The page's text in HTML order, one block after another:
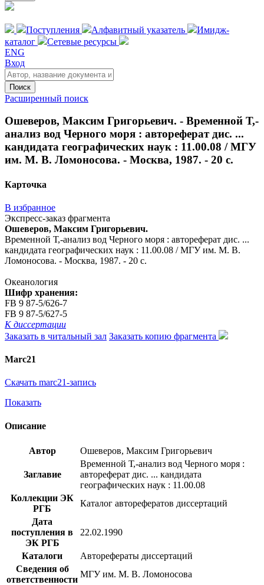
Поступления Алфавитный указатель
Имидж-
каталог
Сетевые ресурсы
ENG
Вход
Поиск
Расширенный поиск
Ошеверов, Максим Григорьевич. - Временной Т,-
анализ вод Черного моря : автореферат дис. ...
кандидата географических наук : 11.00.08 / МГУ
им. М. В. Ломоносова. - Москва, 1987. - 20 с.
Карточка
В избранное
Экспресс-заказ фрагмента
Ошеверов, Максим Григорьевич.
Временной Т,-анализ вод Черного моря : автореферат дис. ...
кандидата географических наук : 11.00.08 / МГУ им. М. В.
Ломоносова. - Москва, 1987. - 20 с.
Океанология
Шифр хранения:
FB 9 87-5/626-7
FB 9 87-5/627-5
К диссертации
Заказать в читальный зал Заказать копию фрагмента
Marc21
Скачать marc21-запись
Показать
Описание
Автор Ошеверов, Максим Григорьевич
Заглавие
Временной Т,-анализ вод Черного моря :
автореферат дис. ... кандидата
географических наук : 11.00.08
Коллекции ЭК
РГБ
Каталог авторефератов диссертаций
Дата
поступления в
ЭК РГБ
22.02.1990
Каталоги
Авторефераты диссертаций
Сведения об
ответственности
МГУ им. М. В. Ломоносова